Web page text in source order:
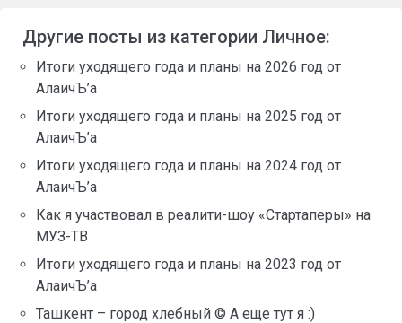
Другие посты из категории Личное:
Итоги уходящего года и планы на 2026 год от
АлаичЪ’а
Итоги уходящего года и планы на 2025 год от
АлаичЪ’а
Итоги уходящего года и планы на 2024 год от
АлаичЪ’а
Как я участвовал в реалити-шоу «Стартаперы» на
МУЗ-ТВ
Итоги уходящего года и планы на 2023 год от
АлаичЪ’а
Ташкент – город хлебный © А еще тут я :)